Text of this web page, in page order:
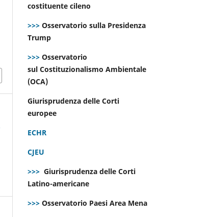
costituente cileno
>>> Osservatorio sulla Presidenza
Trump
>>> Osservatorio
sul Costituzionalismo Ambientale
(OCA)
Giurisprudenza delle Corti
europee
ECHR
CJEU
>>> Giurisprudenza delle Corti
Latino-americane
>>> Osservatorio Paesi Area Mena